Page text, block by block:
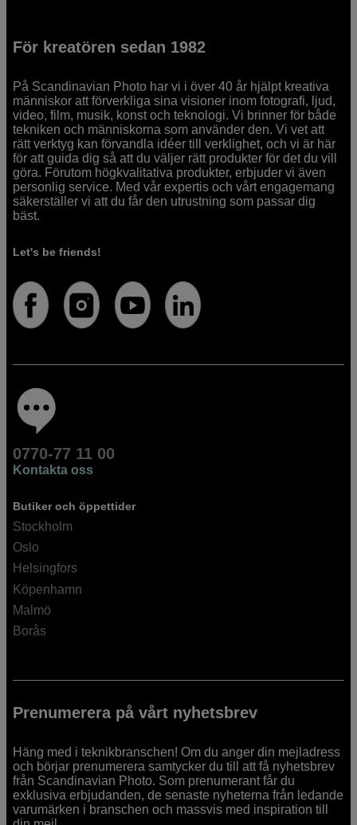
För kreatören sedan 1982
På Scandinavian Photo har vi i över 40 år hjälpt kreativa
människor att förverkliga sina visioner inom fotografi, ljud,
video, film, musik, konst och teknologi. Vi brinner för både
tekniken och människorna som använder den. Vi vet att
rätt verktyg kan förvandla idéer till verklighet, och vi är här
för att guida dig så att du väljer rätt produkter för det du vill
göra. Förutom högkvalitativa produkter, erbjuder vi även
personlig service. Med vår expertis och vårt engagemang
säkerställer vi att du får den utrustning som passar dig
bäst.
Let's be friends!
0770-77 11 00
Kontakta oss
Butiker och öppettider
Stockholm
Oslo
Helsingfors
Köpenhamn
Malmö
Borås
Prenumerera på vårt nyhetsbrev
Häng med i teknikbranschen! Om du anger din mejladress
och börjar prenumerera samtycker du till att få nyhetsbrev
från Scandinavian Photo. Som prenumerant får du
exklusiva erbjudanden, de senaste nyheterna från ledande
varumärken i branschen och massvis med inspiration till